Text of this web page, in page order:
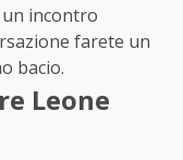
un incontro
farete un
bacio.
Leone